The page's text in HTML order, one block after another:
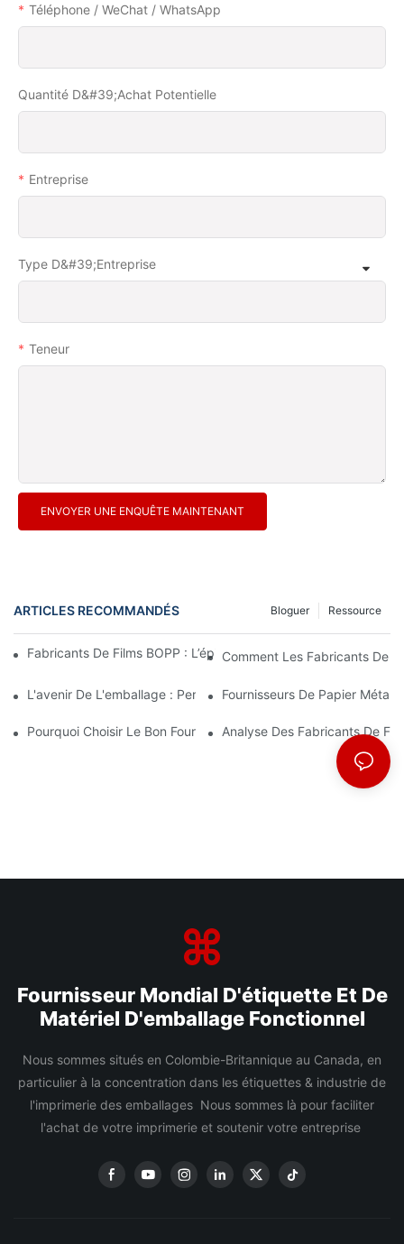
Téléphone / WeChat / WhatsApp
Quantité D&#39;achat Potentielle
Entreprise
Type D&#39;entreprise
Teneur
ENVOYER UNE ENQUÊTE MAINTENANT
ARTICLES RECOMMANDÉS Ressource
Bloguer
Fabricants De Films BOPP : L’épine Dorsale De L’emballage
Comment Les Fabricants De
L'avenir De L'emballage : Perspectives Des Principaux
Fournisseurs De Papier
Pourquoi Choisir Le Bon Fournisseur De Film BOPP Est
Analyse Des Fabricants De
Fournisseur Mondial D'étiquette Et De
Matériel D'emballage Fonctionnel
Nous sommes situés en Colombie-Britannique au Canada, en
particulier à la concentration dans les étiquettes & industrie de
l'imprimerie des emballages Nous sommes là pour faciliter
l'achat de votre imprimerie et soutenir votre entreprise